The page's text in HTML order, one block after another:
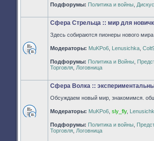
сообщений
Подфорумы: Политика и войны
непрочитанных
сообщений
Сфера Стрельца :: мир для
Здесь собираются пионеры нового мира
Модераторы: MuKPo6 Lenusichka
Подфорумы: Политика и Войны
Торговля Логовница
непрочитанных
сообщений
Сфера Волка ::
Обсуждаем новый мир, знакомимся.
Модераторы: MuKPo6 sly_fly,
Подфорумы: Политика и войны
Торговля Логовница